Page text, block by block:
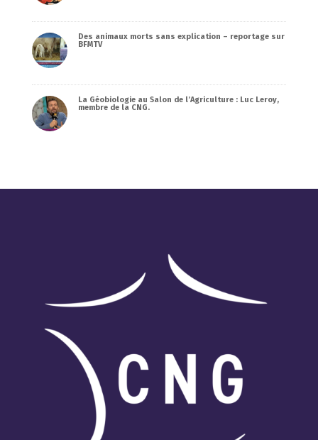
Des animaux morts sans explication – reportage sur
BFMTV
La Géobiologie au Salon de l’Agriculture : Luc Leroy,
membre de la CNG.